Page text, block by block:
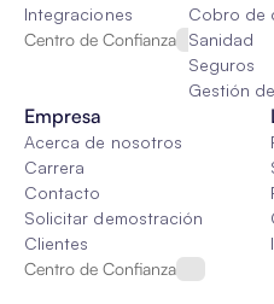
Integraciones
Centro de Confianza
Cobro de
Sanidad
Seguros
Gestión
Empresa
Acerca de nosotros
Carrera
Contacto
Solicitar demostración
Clientes
Centro de Confianza